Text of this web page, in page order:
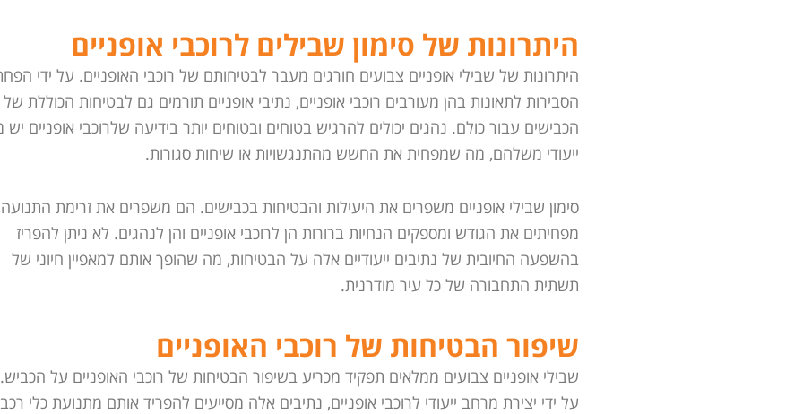
היתרונות של סימון שבילים לרוכבי אופניים
היתרונות של שבילי אופניים צבועים חורגים מעבר לבטיחותם של רוכבי האופניים. על ידי
הסבירות לתאונות בהן מעורבים רוכבי אופניים, נתיבי אופניים תורמים גם לבטיחות הכוללת של
הכבישים עבור כולם. נהגים יכולים להרגיש בטוחים ובטוחים יותר בידיעה שלרוכבי אופניים
ייעודי משלהם, מה שמפחית את החשש מהתנגשויות או שיחות סגורות.
סימון שבילי אופניים משפרים את היעילות והבטיחות בכבישים. הם משפרים את זרימת
מפחיתים את הגודש ומספקים הנחיות ברורות הן לרוכבי אופניים והן לנהגים. לא ניתן להפריז
בהשפעה החיובית של נתיבים ייעודיים אלה על הבטיחות, מה שהופך אותם למאפיין חיוני של
תשתית התחבורה של כל עיר מודרנית.
שיפור הבטיחות של רוכבי האופניים
שבילי אופניים צבועים ממלאים תפקיד מכריע בשיפור הבטיחות של רוכבי האופניים על הכביש.
על ידי יצירת מרחב ייעודי לרוכבי אופניים, נתיבים אלה מסייעים להפריד אותם מתנועת כלי